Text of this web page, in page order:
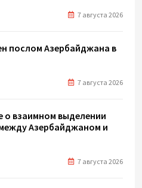
7 августа 2026
послом Азербайджана в
7 августа 2026
о взаимном выделении
Азербайджаном и
7 августа 2026